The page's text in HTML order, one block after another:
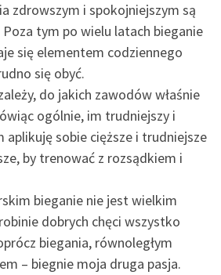
zdrowszym i spokojniejszym są
tym po wielu latach bieganie
się elementem codziennego
się obyć.
do jakich zawodów właśnie
ogólnie, im trudniejszy i
aplikuję sobie cięższe i trudniejsze
by trenować z rozsądkiem i
bieganie nie jest wielkim
dobrych chęci wszystko
biegania, równoległym
– biegnie moja druga pasja.